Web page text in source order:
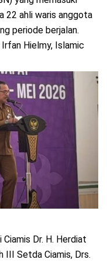
22 ahli waris anggota
periode berjalan.
Hielmy, Islamic
Dr. H. Herdiat
III Setda Ciamis, Drs.